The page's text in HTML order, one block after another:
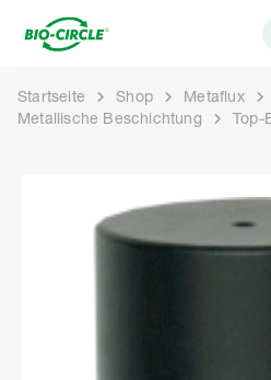
Startseite Shop
Metaflux
Metallische Beschichtung
Top-